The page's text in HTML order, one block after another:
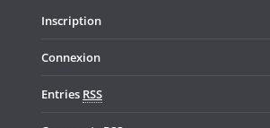
Inscription
Connexion
Entries RSS